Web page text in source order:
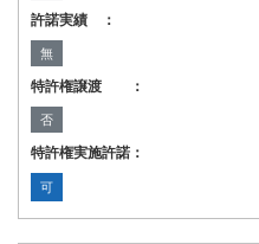
許諾実績 ：
無
特許権譲渡 ：
否
特許権実施許諾：
可